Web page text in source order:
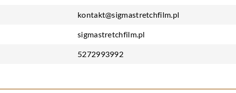
kontakt@sigmastretchfilm.pl
sigmastretchfilm.pl
5272993992